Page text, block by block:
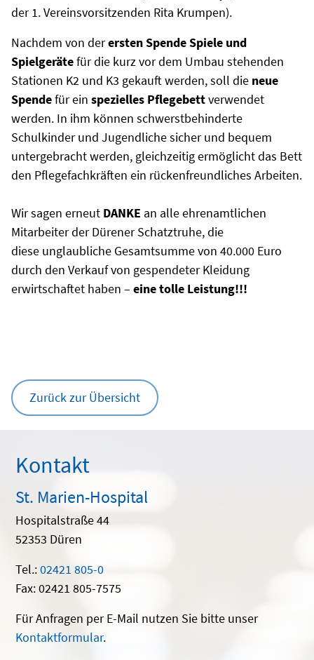
der 1. Vereinsvorsitzenden Rita Krumpen).
Nachdem von derersten Spende Spiele und
Spielgerätefür die kurz vor dem Umbau stehenden
Stationen K2 und K3 gekauft werden, soll die neue
Spendefür ein spezielles Pflegebettverwendet
werden. In ihm können schwerstbehinderte
Schulkinder und Jugendliche sicher und bequem
untergebracht werden, gleichzeitig ermöglicht das Bett
den Pflegefachkräften ein rückenfreundliches Arbeiten.
Wir sagen erneut DANKE an alle ehrenamtlichen
Mitarbeiter der Dürener Schatztruhe, die
diese unglaubliche Gesamtsumme von 40.000 Euro
durch den Verkauf von gespendeter Kleidung
erwirtschaftet haben – eine tolle Leistung!!!
Zurück zur Übersicht
Kontakt
St. Marien-Hospital
Hospitalstraße 44
52353 Düren
Tel.:02421 805-0
Fax: 02421 805-7575
Für Anfragen per E-Mail nutzen Sie bitte unser
Kontaktformular.